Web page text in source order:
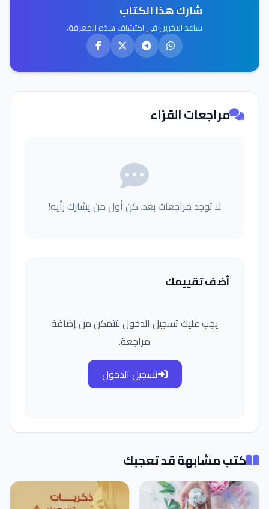
شارك هذا الكتاب
ساعد الآخرين في اكتشاف هذه المعرفة.
مراجعات القرّاء
لا توجد مراجعات بعد. كن أول من يشارك رأيه!
أضف تقييمك
يجب عليك تسجيل الدخول لتتمكن من إضافة
مراجعة.
تسجيل الدخول
كتب مشابهة قد تعجبك